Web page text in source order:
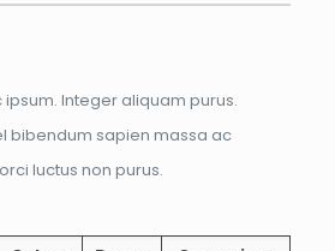
Integer aliquam purus.
bibendum sapien massa ac
luctus non purus.